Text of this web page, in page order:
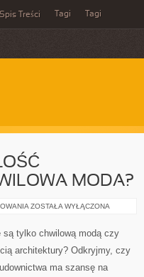
Spis Treści Tagi Tagi
MODA?
DOM
ARCHITEKTURY
CZY
CHWILOWA
ZOSTAŁA WYŁĄCZONA
są tylko chwilową modą czy
architektury? Odkryjmy, czy
ma szansę na